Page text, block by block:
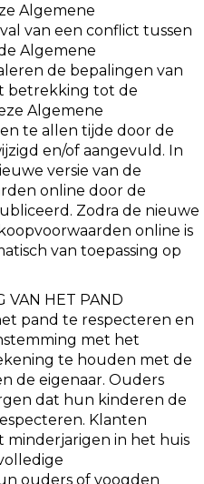
Algemene
van een conflict tussen
Algemene
de bepalingen van
betrekking tot de
Algemene
te allen tijde door de
en/of aangevuld. In
versie van de
online door de
Zodra de nieuwe
online is
van toepassing op
VAN HET PAND
pand te respecteren en
met het
te houden met de
de eigenaar. Ouders
dat hun kinderen de
Klanten
minderjarigen in het huis
ouders of voogden